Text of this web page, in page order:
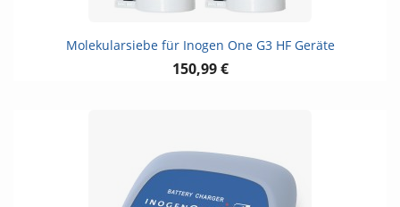
Molekularsiebe für Inogen One G3 HF Geräte
150,99 €